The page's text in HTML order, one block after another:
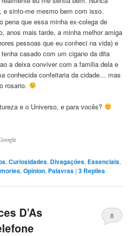
e sinto-me mesmo bem com isso.
pena que essa minha ex-colega de
anos mais tarde, a minha melhor amiga
pessoas que eu conheci na vida) e
casado com um cigano da dita
a deixa conviver com a familia dela e
conhecida confeitaria da cidade… mas
rosario.
e o Universo, e para vocês?
,Curiosidades, Divagaçōes, Essenciais,
,Opinion, Palavras |3 Replies
D’As
8